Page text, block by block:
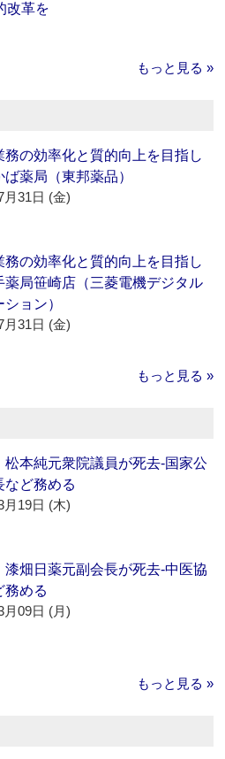
改革を
もっと見る »
務の効率化と質的向上を目指し
薬局（東邦薬品）
月31日 (金)
務の効率化と質的向上を目指し
薬局笹崎店（三菱電機デジタル
ョン）
月31日 (金)
もっと見る »
松本純元衆院議員が死去‐国家公
など務める
月19日 (木)
漆畑日薬元副会長が死去‐中医協
務める
月09日 (月)
もっと見る »